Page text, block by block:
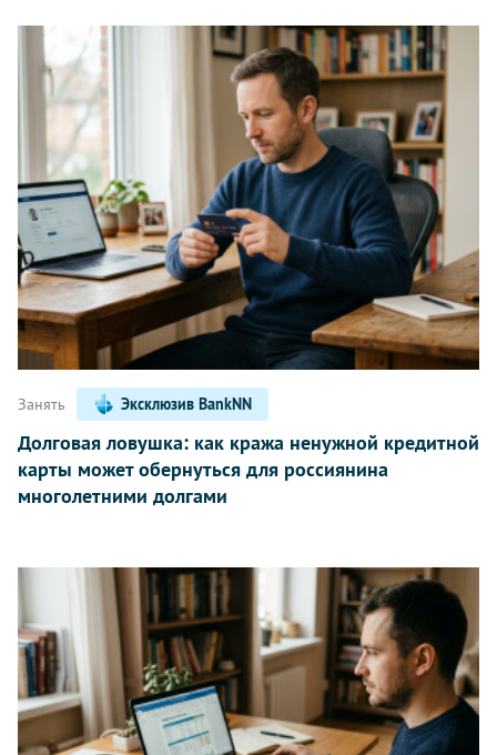
Занять Эксклюзив BankNN
Долговая ловушка: как кража ненужной кредитной
карты может обернуться для россиянина
многолетними долгами